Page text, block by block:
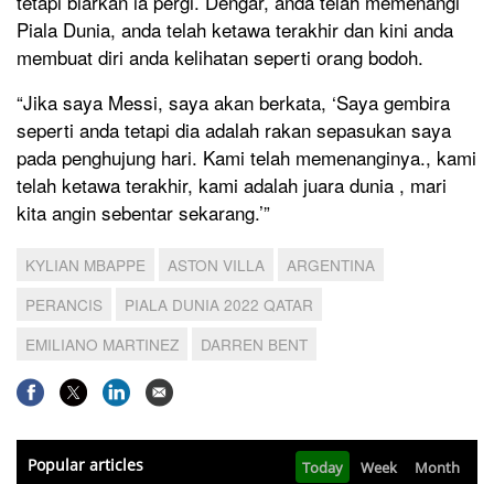
Piala Dunia, anda telah ketawa terakhir dan kini anda
membuat diri anda kelihatan seperti orang bodoh.
“Jika saya Messi, saya akan berkata, ‘Saya gembira
seperti anda tetapi dia adalah rakan sepasukan saya
pada penghujung hari. Kami telah memenanginya., kami
telah ketawa terakhir, kami adalah juara dunia , mari
kita angin sebentar sekarang.’”
KYLIAN MBAPPE ASTON VILLA
ARGENTINA
PERANCIS
PIALA DUNIA 2022 QATAR
EMILIANO MARTINEZ
DARREN BENT
Popular articles Today Week Month